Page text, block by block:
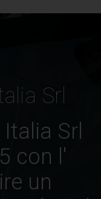
Srl
Srl
con l'
un